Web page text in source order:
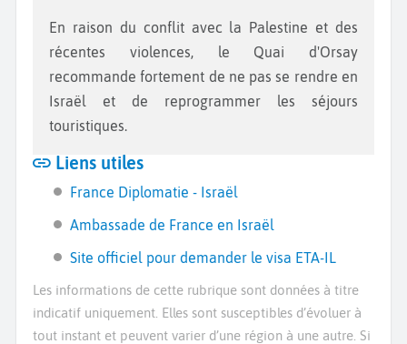
En raison du conflit avec la Palestine et des
récentes violences, le Quai d'Orsay
recommande fortement de ne pas se rendre en
Israël et de reprogrammer les séjours
touristiques.
Liens utiles
France Diplomatie - Israël
Ambassade de France en Israël
Site officiel pour demander le visa ETA-IL
Les informations de cette rubrique sont données à titre
indicatif uniquement. Elles sont susceptibles d’évoluer à
tout instant et peuvent varier d’une région à une autre. Si